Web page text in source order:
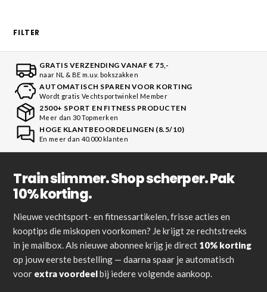
FILTER
GRATIS VERZENDING VANAF € 75,-
naar NL & BE m.u.v. bokszakken
AUTOMATISCH SPAREN VOOR KORTING
Wordt gratis Vechtsportwinkel Member
2500+ SPORT EN FITNESS PRODUCTEN
Meer dan 30 Topmerken
HOGE KLANTBEOORDELINGEN (8.5/10)
En meer dan 40.000 klanten
Train slimmer. Shop scherper. Pak
10% korting.
Nieuwe vechtsport- en fitnessartikelen, frisse acties en
kooptips die miskopen voorkomen? Je krijgt ze rechtstreeks
in je mailbox. Als nieuwe abonnee krijg je direct 10% korting
op jouw eerste bestelling — daarna spaar je automatisch
voor extra voordeelbij iedere volgende aankoop.